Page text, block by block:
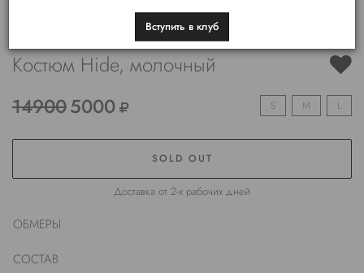
Костюм Hide, молочный
149005000 S M L
SOLD OUT
Доставка от 2-х рабочих дней
ОБМЕРЫ
СОСТАВ
Вступить в клуб